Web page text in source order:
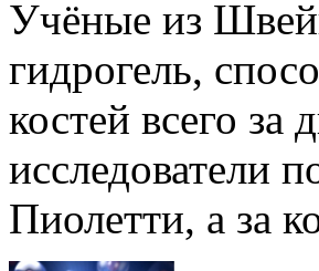
Учёные из
гидрогель,
костей всего за
исследователи
Пиолетти, а за